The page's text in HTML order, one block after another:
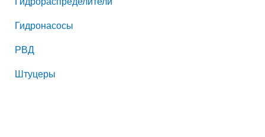
Гидронасосы
РВД
Штуцеры